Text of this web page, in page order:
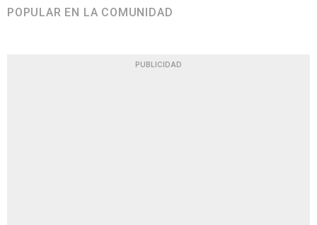
POPULAR EN LA COMUNIDAD
PUBLICIDAD